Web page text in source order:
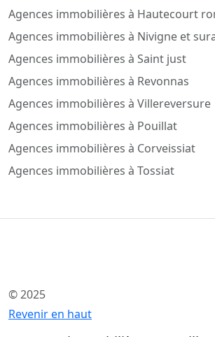
Agences immobilières à Hautecourt
Agences immobilières à Nivigne et
Agences immobilières à Saint just
Agences immobilières à Revonnas
Agences immobilières à Villereversure
Agences immobilières à Pouillat
Agences immobilières à Corveissiat
Agences immobilières à Tossiat
© 2025
Revenir en haut